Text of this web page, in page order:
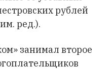
рублей
ред.).
занимал второе